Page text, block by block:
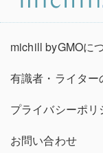
michill byGMOに
有識者・ライター
プライバシーポリ
お問い合わせ